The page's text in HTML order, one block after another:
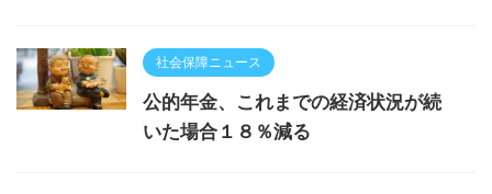
社会保障ニュース
公的年金、これまでの経済状況が続
いた場合１８％減る